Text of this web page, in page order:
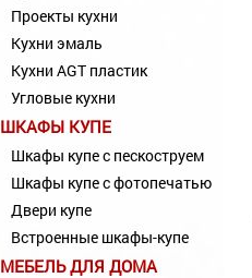
Проекты кухни
Кухни эмаль
Кухни AGT пластик
Угловые кухни
ШКАФЫ КУПЕ
Шкафы купе с пескоструем
Шкафы купе с фотопечатью
Двери купе
Встроенные шкафы-купе
МЕБЕЛЬ ДЛЯ ДОМА